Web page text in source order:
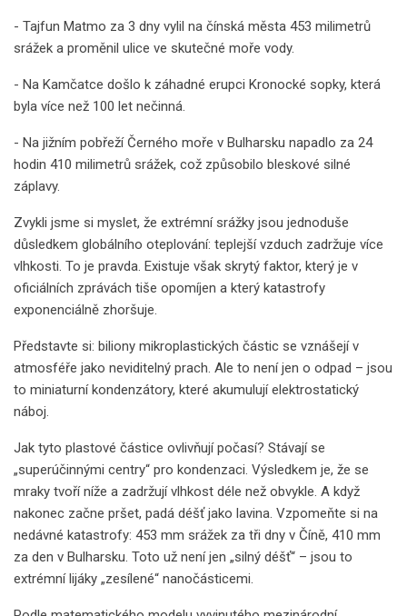
- Tajfun Matmo za 3 dny vylil na čínská města 453 milimetrů
srážek a proměnil ulice ve skutečné moře vody.
- Na Kamčatce došlo k záhadné erupci Kronocké sopky, která
byla více než 100 let nečinná.
- Na jižním pobřeží Černého moře v Bulharsku napadlo za 24
hodin 410 milimetrů srážek, což způsobilo bleskové silné
záplavy.
Zvykli jsme si myslet, že extrémní srážky jsou jednoduše
důsledkem globálního oteplování: teplejší vzduch zadržuje více
vlhkosti. To je pravda. Existuje však skrytý faktor, který je v
oficiálních zprávách tiše opomíjen a který katastrofy
exponenciálně zhoršuje.
Představte si: biliony mikroplastických částic se vznášejí v
atmosféře jako neviditelný prach. Ale to není jen o odpad – jsou
to miniaturní kondenzátory, které akumulují elektrostatický
náboj.
Jak tyto plastové částice ovlivňují počasí? Stávají se
„superúčinnými centry“ pro kondenzaci. Výsledkem je, že se
mraky tvoří níže a zadržují vlhkost déle než obvykle. A když
nakonec začne pršet, padá déšť jako lavina. Vzpomeňte si na
nedávné katastrofy: 453 mm srážek za tři dny v Číně, 410 mm
za den v Bulharsku. Toto už není jen „silný déšť“ – jsou to
extrémní lijáky „zesílené“ nanočásticemi.